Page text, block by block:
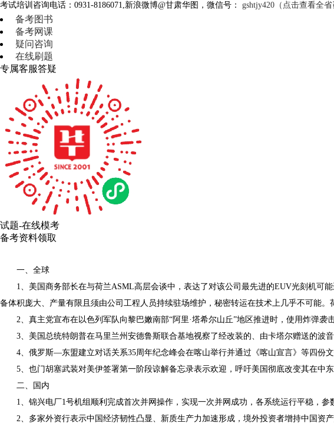
考试培训咨询电话：0931-8186071,新浪微博@甘肃华图，微信号： gshtjy420（点击查看全省
备考图书
备考网课
疑问咨询
在线刷题
专属客服答疑
试题-在线模考
备考资料领取
一、全球
1、美国商务部长在与荷兰ASML高层会谈中，表达了对该公司最先进的EUV光刻机可
备体积庞大、产量有限且须由公司工程人员持续驻场维护，秘密转运在技术上几乎不可能。
2、真主党宣布在以色列军队向黎巴嫩南部“阿里·塔希尔山丘”地区推进时，使用炸弹袭
3、美国总统特朗普在马里兰州安德鲁斯联合基地视察了经改装的、由卡塔尔赠送的波音
4、俄罗斯—东盟建立对话关系35周年纪念峰会在喀山举行并通过《喀山宣言》等四份文
5、也门胡塞武装对美伊签署第一阶段谅解备忘录表示欢迎，呼吁美国彻底改变其在中
二、国内
1、锦兴电厂1号机组顺利完成首次并网操作，实现一次并网成功，各系统运行平稳，参
2、多家外资行表示中国经济韧性凸显、新质生产力加速形成，境外投资者增持中国资